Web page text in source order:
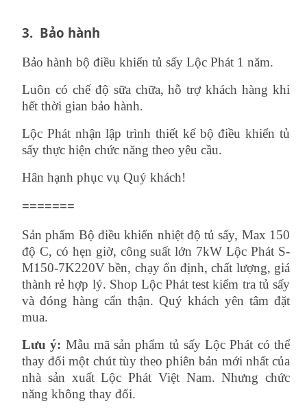
3. Bảo hành
Bảo hành bộ điều khiển tủ sấy Lộc Phát 1 năm.
Luôn có chế độ sữa chữa, hỗ trợ khách hàng khi
hết thời gian bảo hành.
Lộc Phát nhận lập trình thiết kế bộ điều khiển tủ
sấy thực hiện chức năng theo yêu cầu.
Hân hạnh phục vụ Quý khách!
=======
Sản phẩm Bộ điều khiển nhiệt độ tủ sấy, Max 150
độ C, có hẹn giờ, công suất lớn 7kW Lộc Phát S-
M150-7K220V bền, chạy ổn định, chất lượng, giá
thành rẻ hợp lý. Shop Lộc Phát test kiểm tra tủ sấy
và đóng hàng cẩn thận. Quý khách yên tâm đặt
mua.
Lưu ý: Mẫu mã sản phẩm tủ sấy Lộc Phát có thể
thay đổi một chút tùy theo phiên bản mới nhất của
nhà sản xuất Lộc Phát Việt Nam. Nhưng chức
năng không thay đổi.